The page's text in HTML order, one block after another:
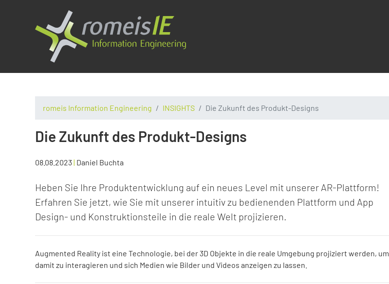
romeis Information Engineering INSIGHTS Die Zukunft des Produkt-Designs
Die Zukunft des Produkt-Designs
08.08.2023| Daniel Buchta
Heben Sie Ihre Produktentwicklung auf ein neues Level mit unserer AR-Plattform!
Erfahren Sie jetzt, wie Sie mit unserer intuitiv zu bedienenden Plattform und App
Design- und Konstruktionsteile in die reale Welt projizieren.
Augmented Reality ist eine Technologie, bei der 3D Objekte in die reale Umgebung projiziert werden, um
damit zu interagieren und sich Medien wie Bilder und Videos anzeigen zu lassen.